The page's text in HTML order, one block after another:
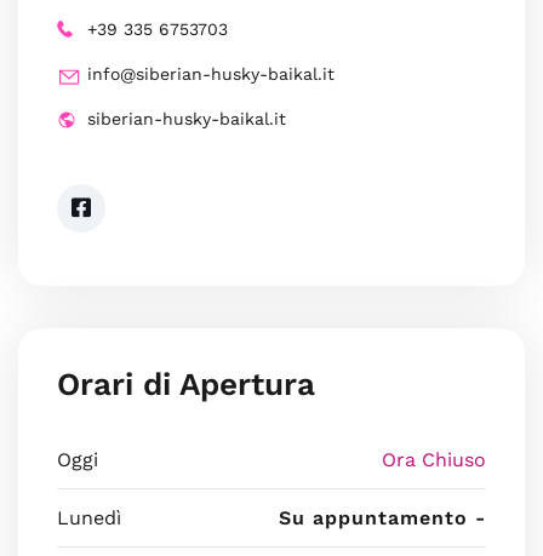
+39 335 6753703
info@siberian-husky-baikal.it
siberian-husky-baikal.it
Orari di Apertura
Oggi Ora Chiuso
Lunedì Su appuntamento -